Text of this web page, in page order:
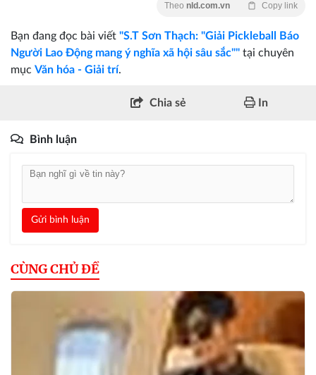
Theo nld.com.vn Copy link
Bạn đang đọc bài viết "S.T Sơn Thạch: "Giải Pickleball Báo
Người Lao Động mang ý nghĩa xã hội sâu sắc"" tại chuyên
mục Văn hóa - Giải trí.
Chia sẻ In
Bình luận
Gửi bình luận
CÙNG CHỦ ĐỀ